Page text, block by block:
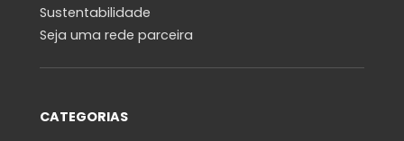
Sustentabilidade
Seja uma rede parceira
CATEGORIAS